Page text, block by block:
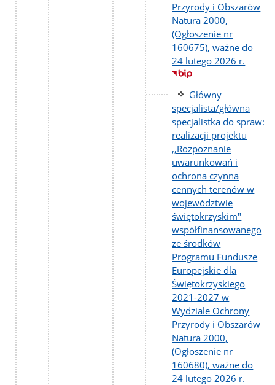
Przyrody i Obszarów
Natura 2000,
(Ogłoszenie nr
160675), ważne do
24 lutego 2026 r.
Główny
specjalista/główna
specjalistka do spraw:
realizacji projektu
,,Rozpoznanie
uwarunkowań i
ochrona czynna
cennych terenów w
województwie
świętokrzyskim"
współfinansowanego
ze środków
Programu Fundusze
Europejskie dla
Świętokrzyskiego
2021-2027 w
Wydziale Ochrony
Przyrody i Obszarów
Natura 2000,
(Ogłoszenie nr
160680), ważne do
24 lutego 2026 r.